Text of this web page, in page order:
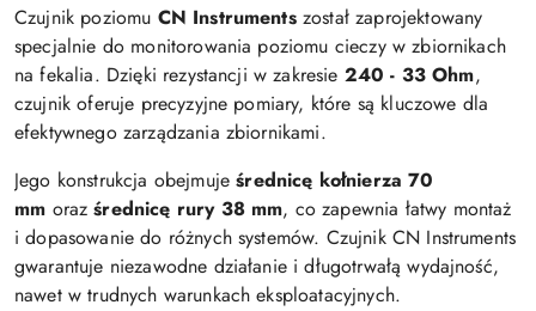
Czujnik poziomu CN Instruments został zaprojektowany
specjalnie do monitorowania poziomu cieczy w zbiornikach
na fekalia. Dzięki rezystancji w zakresie 240 - 33 Ohm,
czujnik oferuje precyzyjne pomiary, które są kluczowe dla
efektywnego zarządzania zbiornikami.
Jego konstrukcja obejmuje średnicę kołnierza 70
mm oraz średnicę rury 38 mm, co zapewnia łatwy montaż
i dopasowanie do różnych systemów. Czujnik CN Instruments
gwarantuje niezawodne działanie i długotrwałą wydajność,
nawet w trudnych warunkach eksploatacyjnych.